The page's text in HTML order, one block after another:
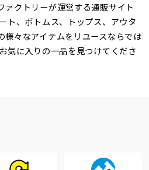
ァクトリーが運営する通販サイト
ト、ボトムス、トップス、アウタ
様々なアイテムをリユースならでは
気に入りの一品を見つけてくださ